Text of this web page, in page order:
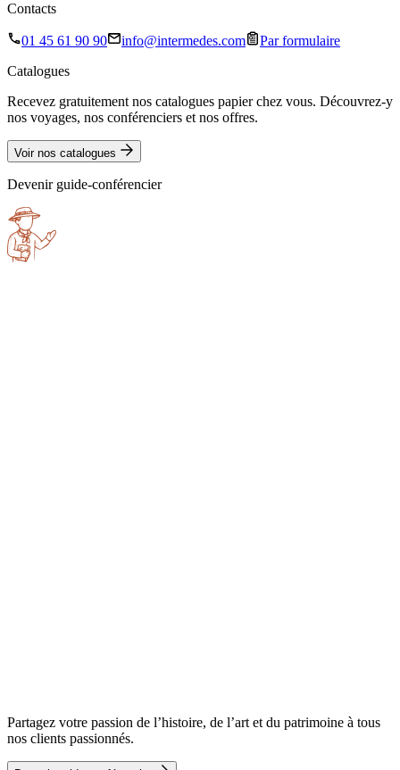
Télécharger le programme complet
Contacts
01 45 61 90 90 info@intermedes.com
Par formulaire
Catalogues
Recevez gratuitement nos catalogues papier chez vous. Découvrez-y
nos voyages, nos conférenciers et nos offres.
Voir nos catalogues
Devenir guide-conférencier
Partagez votre passion de l’histoire, de l’art et du patrimoine à tous
nos clients passionnés.